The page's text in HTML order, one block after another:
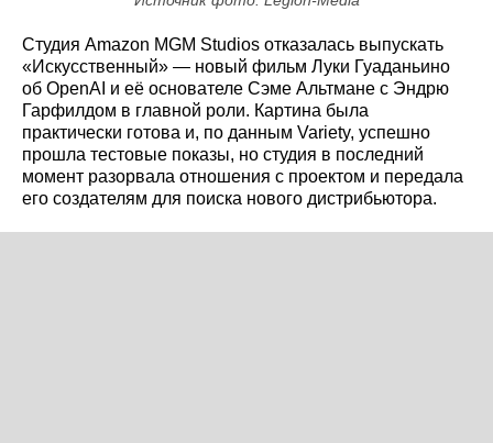
Студия Amazon MGM Studios отказалась выпускать
«Искусственный» — новый фильм Луки Гуаданьино
об OpenAI и её основателе Сэме Альтмане с Эндрю
Гарфилдом в главной роли. Картина была
практически готова и, по данным Variety, успешно
прошла тестовые показы, но студия в последний
момент разорвала отношения с проектом и передала
его создателям для поиска нового дистрибьютора.